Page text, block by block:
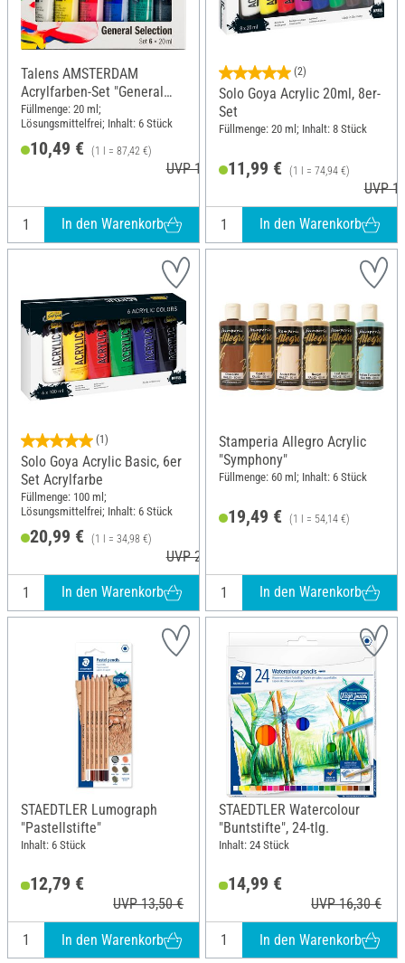
Talens AMSTERDAM
Acrylfarben-Set "General
Selection 6"
Füllmenge: 20 ml;
Lösungsmittelfrei; Inhalt: 6 Stück
10,49 € (1 l = 87,42 €)
UVP 10,95 €
In den Warenkorb
(2)
Solo Goya Acrylic 20ml, 8er-
Set
Füllmenge: 20 ml; Inhalt: 8 Stück
11,99 € (1 l = 74,94 €)
UVP
In den Warenkorb
(1)
Solo Goya Acrylic Basic, 6er
Set Acrylfarbe
Füllmenge: 100 ml;
Lösungsmittelfrei; Inhalt: 6 Stück
20,99 € (1 l = 34,98 €)
UVP 24,99 €
In den Warenkorb
Stamperia Allegro Acrylic
"Symphony"
Füllmenge: 60 ml; Inhalt: 6 Stück
19,49 € (1 l = 54,14 €)
In den Warenkorb
STAEDTLER Lumograph
"Pastellstifte"
Inhalt: 6 Stück
12,79 €
UVP 13,50 €
In den Warenkorb
STAEDTLER Watercolour
"Buntstifte", 24-tlg.
Inhalt: 24 Stück
14,99 €
UVP 16,30 €
In den Warenkorb